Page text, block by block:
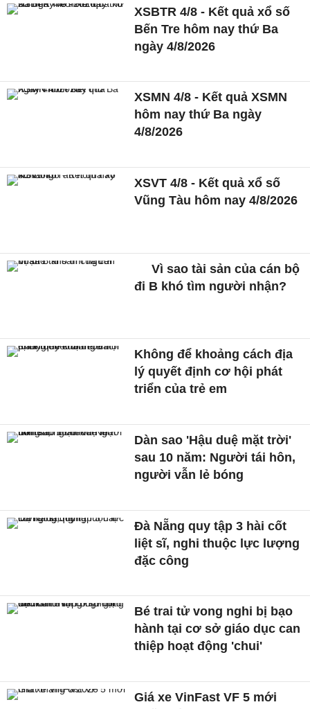
XSBTR 4/8 - Kết quả xổ số
Bến Tre hôm nay thứ Ba
ngày 4/8/2026
XSMN 4/8 - Kết quả XSMN
hôm nay thứ Ba ngày
4/8/2026
XSVT 4/8 - Kết quả xổ số
Vũng Tàu hôm nay 4/8/2026
Vì sao tài sản của cán bộ
đi B khó tìm người nhận?
Không để khoảng cách địa
lý quyết định cơ hội phát
triển của trẻ em
Dàn sao 'Hậu duệ mặt trời'
sau 10 năm: Người tái hôn,
người vẫn lẻ bóng
Đà Nẵng quy tập 3 hài cốt
liệt sĩ, nghi thuộc lực lượng
đặc công
Bé trai tử vong nghi bị bạo
hành tại cơ sở giáo dục can
thiệp hoạt động 'chui'
Giá xe VinFast VF 5 mới